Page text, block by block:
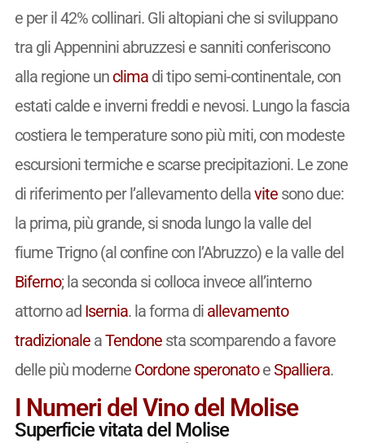
e per il 42% collinari. Gli altopiani che si sviluppano
tra gli Appennini abruzzesi e sanniti conferiscono
alla regione un climadi tipo semi-continentale, con
estati calde e inverni freddi e nevosi. Lungo la fascia
costiera le temperature sono più miti, con modeste
escursioni termiche e scarse precipitazioni. Le zone
di riferimento per l’allevamento dellavitesono due:
la prima, più grande, si snoda lungo la valle del
fiume Trigno (al confine con l’Abruzzo) e la valle del
Biferno; la seconda si colloca invece all’interno
attorno ad Isernia. la forma di allevamento
tradizionaleaTendonesta scomparendo a favore
delle più moderne Cordone speronatoeSpalliera.
I Numeri del Vino del Molise
Superficie vitata del Molise